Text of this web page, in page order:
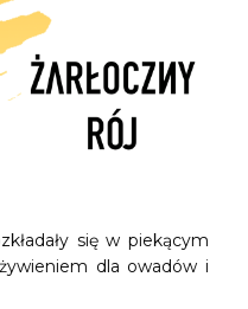
się w piekącym
dla owadów i